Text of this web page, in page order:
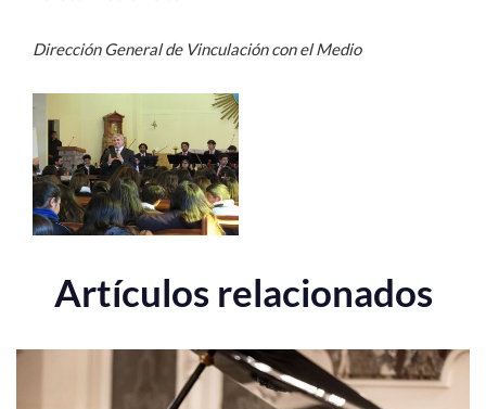
Dirección General de Vinculación con el Medio
Artículos relacionados